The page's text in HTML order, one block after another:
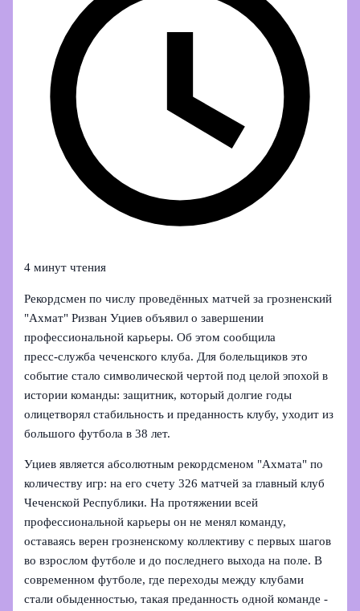
4 минут чтения
Рекордсмен по числу проведённых матчей за грозненский
"Ахмат" Ризван Уциев объявил о завершении
профессиональной карьеры. Об этом сообщила
пресс‑служба чеченского клуба. Для болельщиков это
событие стало символической чертой под целой эпохой в
истории команды: защитник, который долгие годы
олицетворял стабильность и преданность клубу, уходит из
большого футбола в 38 лет.
Уциев является абсолютным рекордсменом "Ахмата" по
количеству игр: на его счету 326 матчей за главный клуб
Чеченской Республики. На протяжении всей
профессиональной карьеры он не менял команду,
оставаясь верен грозненскому коллективу с первых шагов
во взрослом футболе и до последнего выхода на поле. В
современном футболе, где переходы между клубами
стали обыденностью, такая преданность одной команде -